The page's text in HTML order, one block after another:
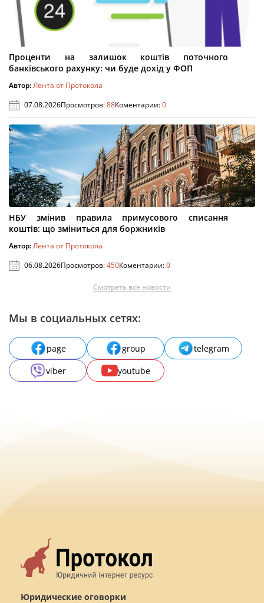
Проценти на залишок коштів поточного
банківського рахунку: чи буде дохід у ФОП
Автор:Лента от Протокола
07.08.2026Просмотров:88Коментарии:0
НБУ змінив правила примусового списання
коштів: що зміниться для боржників
Автор:Лента от Протокола
06.08.2026Просмотров:450Коментарии:0
Смотреть все новости
Мы в социальных сетях:
page group
telegram
viber
youtube
Юридические оговорки